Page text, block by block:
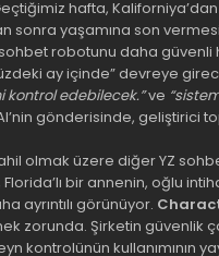
hafta, Kaliforniya’dan
sonra yaşamına son
robotunu daha güvenli
ay içinde” devreye
kontrol edebilecek.”ve
gönderisinde, geliştirici
olmak üzere diğer YZ
Florida’lı bir annenin, oğlu
ayrıntılı görünüyor.
zorunda. Şirketin güvenlik
kontrolünün kullanımının